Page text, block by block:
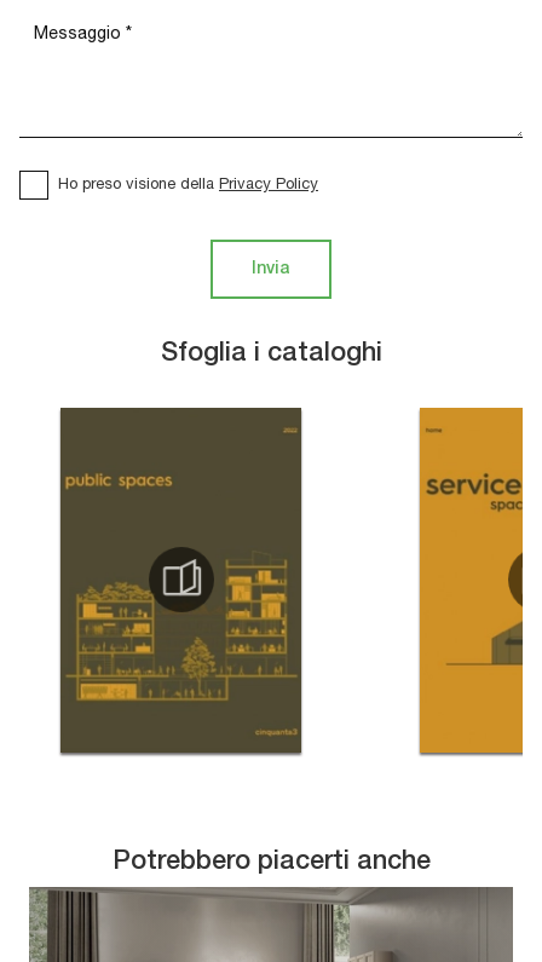
Sfoglia i cataloghi
Ho preso visione della Privacy Policy
Invia
Potrebbero piacerti anche